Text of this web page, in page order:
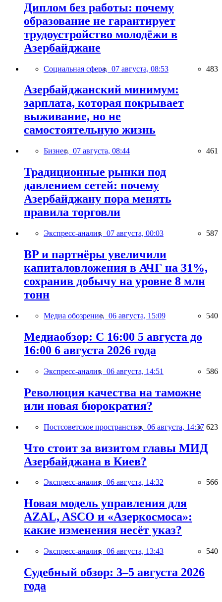
Диплом без работы: почему
образование не гарантирует
трудоустройство молодёжи в
Азербайджане
Социальная сфера, 07 августа, 08:53 483
Азербайджанский минимум:
зарплата, которая покрывает
выживание, но не
самостоятельную жизнь
Бизнес, 07 августа, 08:44 461
Традиционные рынки под
давлением сетей: почему
Азербайджану пора менять
правила торговли
Экспресс-анализ, 07 августа, 00:03 587
BP и партнёры увеличили
капиталовложения в АЧГ на 31%,
сохранив добычу на уровне 8 млн
тонн
Медиа обозрение, 06 августа, 15:09 540
Медиаобзор: С 16:00 5 августа до
16:00 6 августа 2026 года
Экспресс-анализ, 06 августа, 14:51 586
Революция качества на таможне
или новая бюрократия?
Постсоветское пространство, 06 августа, 14:37 623
Что стоит за визитом главы МИД
Азербайджана в Киев?
Экспресс-анализ, 06 августа, 14:32 566
Новая модель управления для
AZAL, ASCO и «Азеркосмоса»:
какие изменения несёт указ?
Экспресс-анализ, 06 августа, 13:43 540
Судебный обзор: 3–5 августа 2026
года